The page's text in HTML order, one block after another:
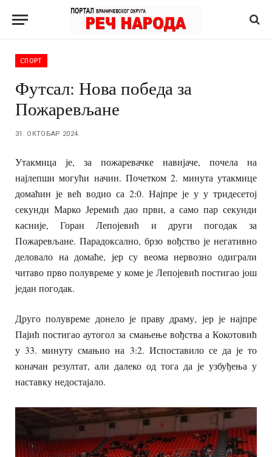
СПОРТ
Футсал: Нова победа за
Пожаревљане
31. ОКТОБАР 2024.
Утакмица је, за пожаревачке навијаче, почела на
најлепши могући начин. Почетком 2. минута утакмице
домаћин је већ водио са 2:0. Најпре је у у тридесетој
секунди Марко Јеремић дао први, а само пар секунди
касније, Горан Лепојевић и други погодак за
Пожаревљане. Парадоксално, брзо вођство је негативно
деловало на домаће, јер су веома нервозно одиграли
читаво прво полувреме у коме је Лепојевић постигао још
један погодак.
Друго полувреме донело је праву драму, јер је најпре
Пајић постигао аутогол за смањење вођства а Кокотовић
у 33. минуту смањио на 3:2. Испоставило се да је то
коначан резултат, али далеко од тога да је узбуђења у
наставку недостајало.